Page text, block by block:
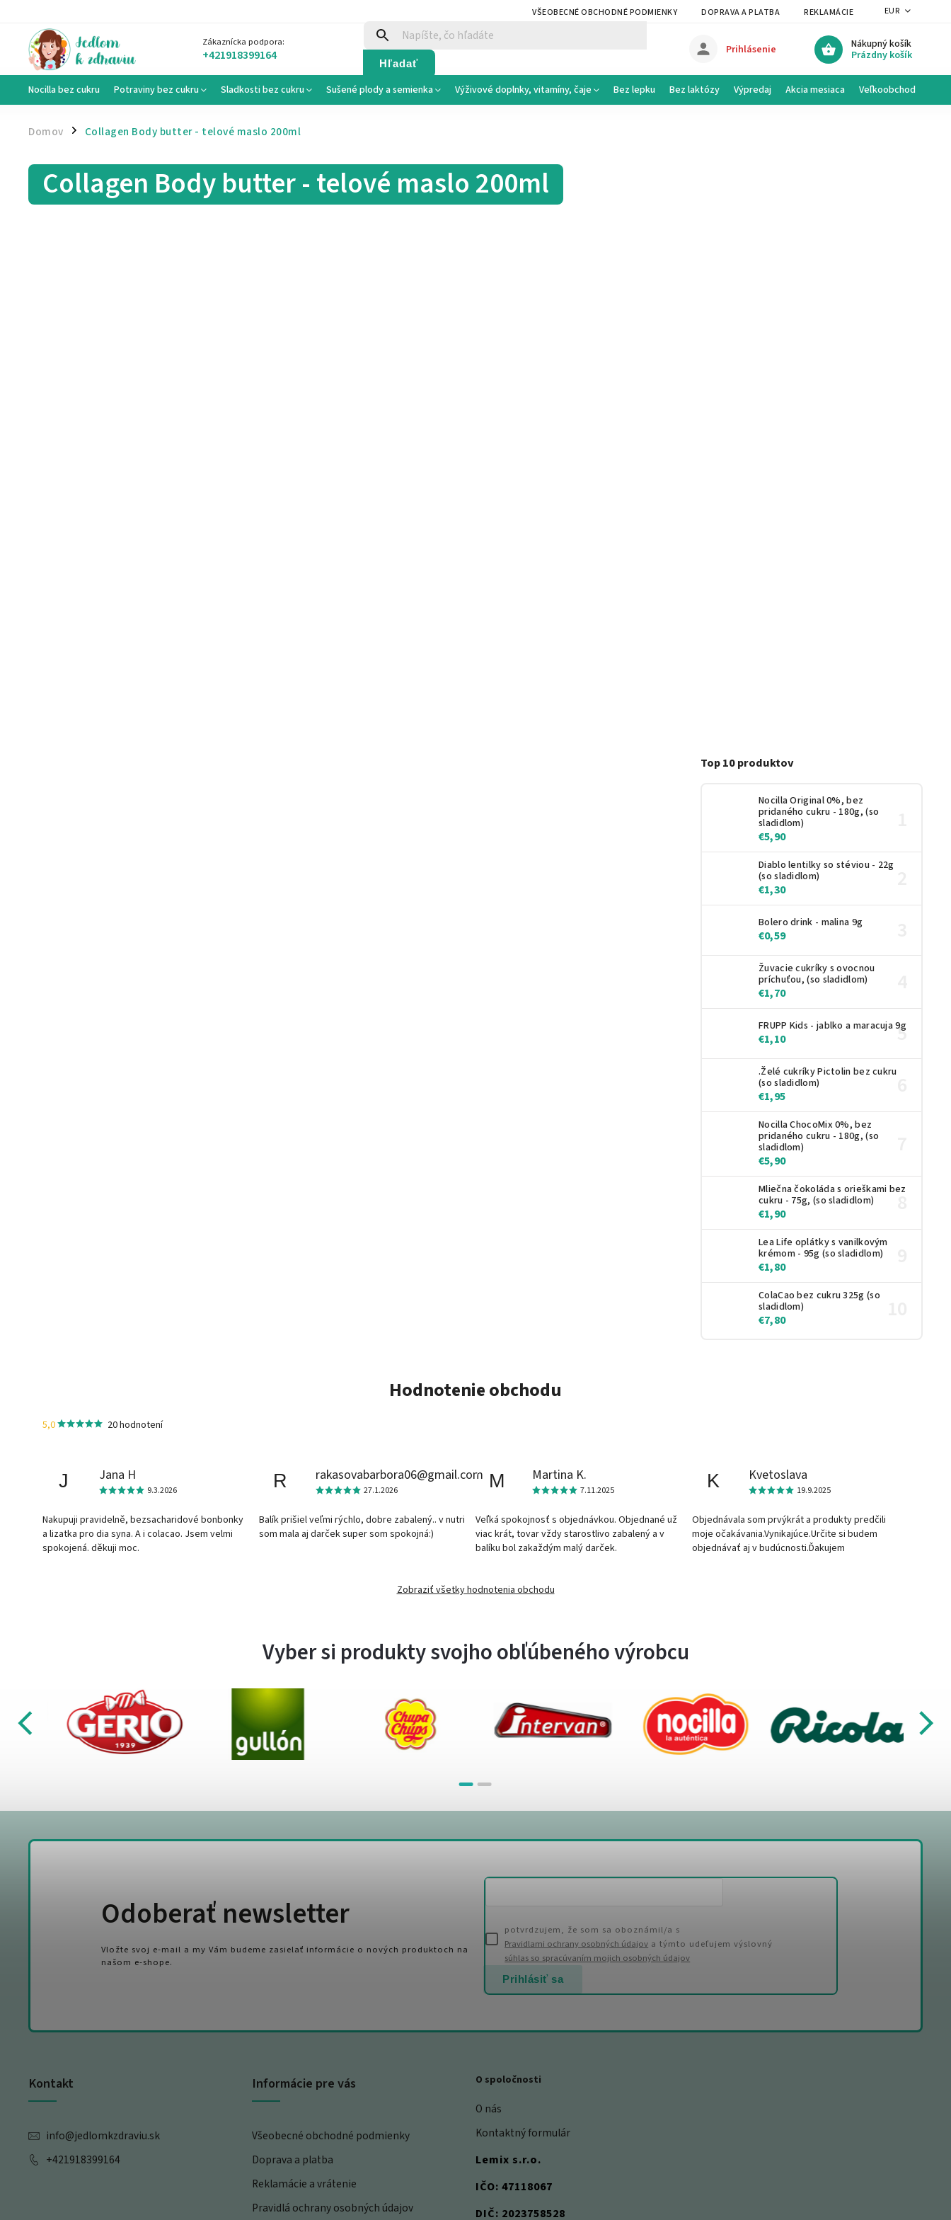
VŠEOBECNÉ OBCHODNÉ PODMIENKY DOPRAVA A PLATBA REKLAMÁCIE A VRÁTENIE
EUR
Zákaznícka podpora:
+421918399164 Hľadať
Nákupný košík
Prázdny košík
Prihlásenie
Nocilla bez cukru Potraviny bez cukru Sladkosti bez cukru Sušené plody a semienka Výživové doplnky, vitamíny, čaje Bez lepku Bez laktózy Výpredaj Akcia mesiaca Veľkoobchod
Domov / Collagen Body butter - telové maslo 200ml
Top 10 produktov
Nocilla Original 0%, bez
pridaného cukru - 180g, (so
sladidlom)
€5,90
Diablo lentilky so stéviou - 22g
(so sladidlom)
€1,30
Bolero drink - malina 9g
€0,59
Žuvacie cukríky s ovocnou
príchuťou, (so sladidlom)
€1,70
FRUPP Kids - jablko a maracuja 9g
€1,10
.Želé cukríky Pictolin bez cukru
(so sladidlom)
€1,95
Nocilla ChocoMix 0%, bez
pridaného cukru - 180g, (so
sladidlom)
€5,90
Mliečna čokoláda s orieškami bez
cukru - 75g, (so sladidlom)
€1,90
Lea Life oplátky s vanilkovým
krémom - 95g (so sladidlom)
€1,80
ColaCao bez cukru 325g (so
sladidlom)
€7,80
Collagen Body butter - telové maslo 200ml
Hodnotenie obchodu
5,0 20 hodnotení
J Jana H
9.3.2026
Nakupuji pravidelně, bezsacharidové bonbonky
a lizatka pro dia syna. A i colacao. Jsem velmi
spokojená. děkuji moc.
R rakasovabarbora06@gmail.com
27.1.2026
Balík prišiel veľmi rýchlo, dobre zabalený.. v nutri
som mala aj darček super som spokojná:)
M Martina K.
7.11.2025
Veľká spokojnosť s objednávkou. Objednané už
viac krát, tovar vždy starostlivo zabalený a v
balíku bol zakaždým malý darček.
K Kvetoslava
19.9.2025
Objednávala som prvýkrát a produkty predčili
moje očakávania.Vynikajúce.Určite si budem
objednávať aj v budúcnosti.Ďakujem
Zobraziť všetky hodnotenia obchodu
Vyber si produkty svojho obľúbeného výrobcu
Kontakt
info@jedlomkzdraviu.sk
+421918399164
Informácie pre vás
Všeobecné obchodné podmienky
Doprava a platba
Reklamácie a vrátenie
Pravidlá ochrany osobných údajov
O spoločnosti
O nás
Kontaktný formulár
Lemix s.r.o.
IČO: 47118067
DIČ: 2023758528
Odoberať newsletter
Vložte svoj e-mail a my Vám budeme zasielať informácie o nových produktoch na
našom e-shope.
potvrdzujem, že som sa oboznámil/a s
Pravidlami ochrany osobných údajov a týmto udeľujem výslovný
súhlas so spracúvaním mojich osobných údajov
Prihlásiť sa